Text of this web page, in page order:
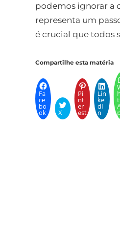
podemos ignorar a
representa um
é crucial que todos
Compartilhe esta matéria
Fa
ce
bo
ok X
Pi
nt
er
est
Lin
ke
dI
n